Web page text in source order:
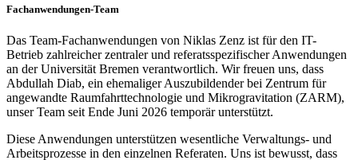
Fachanwendungen-Team
Das Team-Fachanwendungen von Niklas Zenz ist für den IT-
Betrieb zahlreicher zentraler und referatsspezifischer Anwendungen
an der Universität Bremen verantwortlich. Wir freuen uns, dass
Abdullah Diab, ein ehemaliger Auszubildender bei Zentrum für
angewandte Raumfahrttechnologie und Mikrogravitation (ZARM),
unser Team seit Ende Juni 2026 temporär unterstützt.
Diese Anwendungen unterstützen wesentliche Verwaltungs- und
Arbeitsprozesse in den einzelnen Referaten. Uns ist bewusst, dass